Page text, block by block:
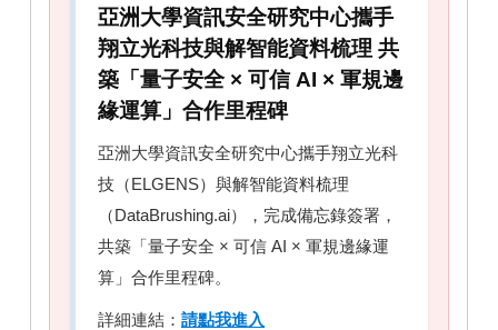
亞洲大學資訊安全研究中心攜手
翔立光科技與解智能資料梳理 共
築「量子安全 × 可信 AI × 軍規邊
緣運算」合作里程碑
亞洲大學資訊安全研究中心攜手翔立光科
技（ELGENS）與解智能資料梳理
（DataBrushing.ai），完成備忘錄簽署，
共築「量子安全 × 可信 AI × 軍規邊緣運
算」合作里程碑。
詳細連結： 請點我進入